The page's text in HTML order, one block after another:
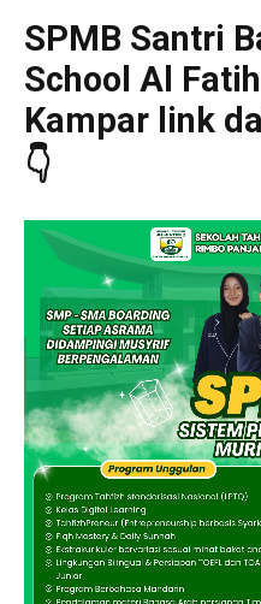
SPMB Santri
School Al
Kampar link
👇